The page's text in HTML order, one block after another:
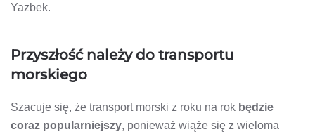
Yazbek.
Przyszłość należy do transportu
morskiego
Szacuje się, że transport morski z roku na rok będzie
coraz popularniejszy, ponieważ wiąże się z wieloma